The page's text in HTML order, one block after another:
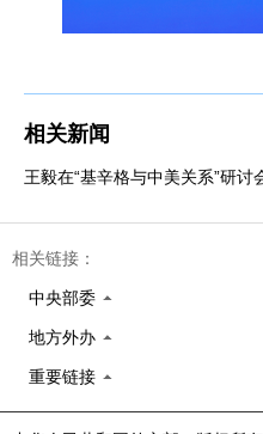
相关新闻
王毅在“基辛格与中美关系”研讨
相关链接：
中央部委
地方外办
重要链接